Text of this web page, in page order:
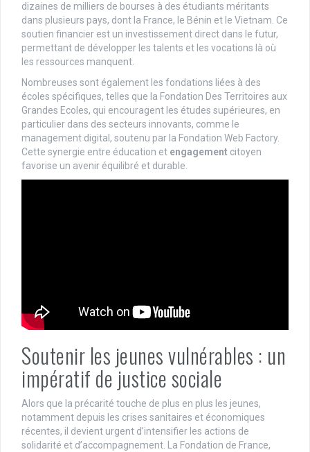
dizaines de milliers de bourses à des étudiants méritants
dans plusieurs pays, dont la France, le Bénin et le Vietnam. Ce
soutien financier est un investissement direct dans le futur,
permettant de développer les talents et les vocations là où
les ressources manquent.
Nombreuses sont également les fondations liées à des
écoles spécifiques, telles que la Fondation Des Territoires aux
Grandes Ecoles, qui encouragent les études supérieures, en
particulier dans des secteurs innovants, comme le
management digital, soutenu par la Fondation Web Factory.
Cette synergie entre éducation et engagement citoyen
favorise un avenir équilibré et durable.
Soutenir les jeunes vulnérables : un
impératif de justice sociale
Alors que la précarité touche de plus en plus les jeunes,
notamment depuis les crises sanitaires et économiques
récentes, il devient urgent d’intensifier les actions de
solidarité et d’accompagnement. La Fondation de France,